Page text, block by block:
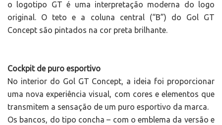
o logotipo GT é uma interpretação moderna do logo
original. O teto e a coluna central (“B”) do Gol GT
Concept são pintados na cor preta brilhante.
Cockpit de puro esportivo
No interior do Gol GT Concept, a ideia foi proporcionar
uma nova experiência visual, com cores e elementos que
transmitem a sensação de um puro esportivo da marca.
Os bancos, do tipo concha – com o emblema da versão e